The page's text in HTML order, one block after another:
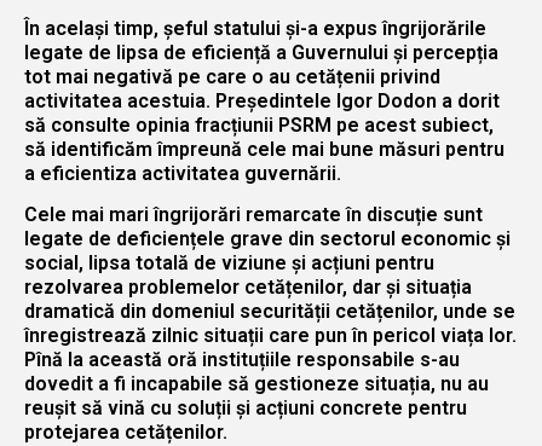
În același timp, șeful statului și-a expus îngrijorările
legate de lipsa de eficiență a Guvernului și percepția
tot mai negativă pe care o au cetățenii privind
activitatea acestuia. Președintele Igor Dodon a dorit
să consulte opinia fracțiunii PSRM pe acest subiect,
să identificăm împreună cele mai bune măsuri pentru
a eficientiza activitatea guvernării.
Cele mai mari îngrijorări remarcate în discuție sunt
legate de deficiențele grave din sectorul economic și
social, lipsa totală de viziune și acțiuni pentru
rezolvarea problemelor cetățenilor, dar și situația
dramatică din domeniul securității cetățenilor, unde se
înregistrează zilnic situații care pun în pericol viața lor.
Pînă la această oră instituțiile responsabile s-au
dovedit a fi incapabile să gestioneze situația, nu au
reușit să vină cu soluții și acțiuni concrete pentru
protejarea cetățenilor.